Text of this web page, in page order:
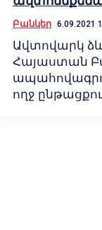
Բանկեր 6.09.2021
Ավտովարկ
Հայաստան
ողջ